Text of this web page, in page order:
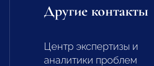
Другие контакты
Центр экспертизы и
аналитики проблем